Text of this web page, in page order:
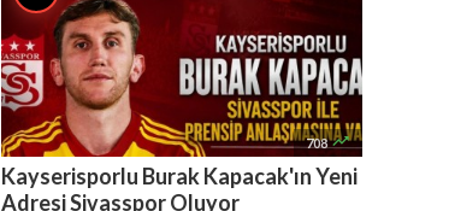
708 
Kayserisporlu Burak Kapacak'ın Yeni
Adresi Sivasspor Oluyor